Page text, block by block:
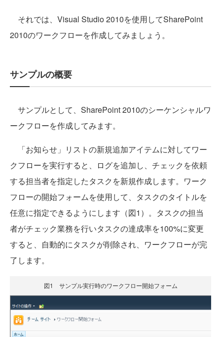
それでは、Visual Studio 2010を使用してSharePoint
2010のワークフローを作成してみましょう。
サンプルの概要
サンプルとして、SharePoint 2010のシーケンシャルワ
ークフローを作成してみます。
「お知らせ」リストの新規追加アイテムに対してワー
クフローを実行すると、ログを追加し、チェックを依頼
する担当者を指定したタスクを新規作成します。ワーク
フローの開始フォームを使用して、タスクのタイトルを
任意に指定できるようにします（図1）。タスクの担当
者がチェック業務を行いタスクの達成率を100%に変更
すると、自動的にタスクが削除され、ワークフローが完
了します。
図1 サンプル実行時のワークフロー開始フォーム